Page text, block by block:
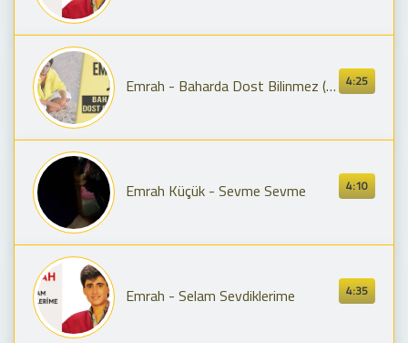
4:25
Emrah - Baharda Dost Bilinmez (Remastered)
4:10
Emrah Küçük - Sevme Sevme
4:35
Emrah - Selam Sevdiklerime